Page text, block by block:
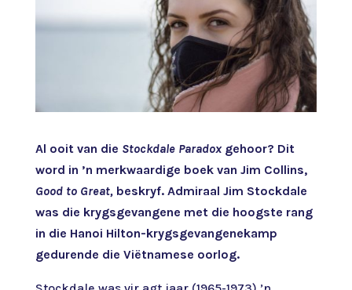
Al ooit van die Stockdale Paradoxgehoor? Dit
word in ’n merkwaardige boek van Jim Collins,
Good to Great,beskryf. Admiraal Jim Stockdale
was die krygsgevangene met die hoogste rang
in die Hanoi Hilton-krygsgevangenekamp
gedurende die Viëtnamese oorlog.